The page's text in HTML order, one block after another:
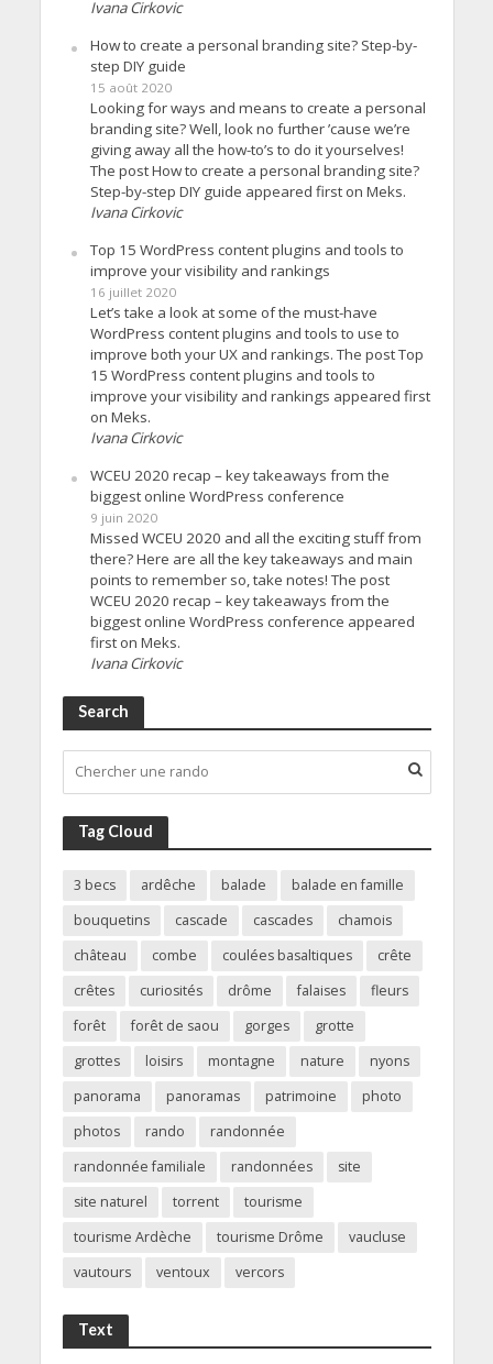
Ivana Cirkovic
How to create a personal branding site? Step-by-
step DIY guide
15 août 2020
Looking for ways and means to create a personal
branding site? Well, look no further ’cause we’re
giving away all the how-to’s to do it yourselves!
The post How to create a personal branding site?
Step-by-step DIY guide appeared first on Meks.
Ivana Cirkovic
Top 15 WordPress content plugins and tools to
improve your visibility and rankings
16 juillet 2020
Let’s take a look at some of the must-have
WordPress content plugins and tools to use to
improve both your UX and rankings. The post Top
15 WordPress content plugins and tools to
improve your visibility and rankings appeared first
on Meks.
Ivana Cirkovic
WCEU 2020 recap – key takeaways from the
biggest online WordPress conference
9 juin 2020
Missed WCEU 2020 and all the exciting stuff from
there? Here are all the key takeaways and main
points to remember so, take notes! The post
WCEU 2020 recap – key takeaways from the
biggest online WordPress conference appeared
first on Meks.
Ivana Cirkovic
Search
Tag Cloud
3 becs ardêche balade
balade en famille
bouquetins
cascade cascades
chamois
château
combe coulées basaltiques
crête
crêtes
curiosités drôme falaises
fleurs
forêt
forêt de saou gorges
grotte
grottes
loisirs montagne nature
nyons
panorama
panoramas patrimoine
photo
photos
rando
randonnée
randonnée familiale
randonnées
site
site naturel
torrent
tourisme
tourisme Ardèche
tourisme Drôme
vaucluse
vautours
ventoux vercors
Text